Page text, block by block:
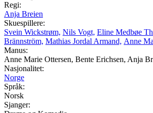
Regi:
Anja Breien
Skuespillere:
Svein Wickstrøm, Nils Vogt, Eline Medbøe
Brännström, Mathias Jordal Armand, Anne
Manus:
Anne Marie Ottersen, Bente Erichsen, Anja
Nasjonalitet:
Norge
Språk:
Norsk
Sjanger: